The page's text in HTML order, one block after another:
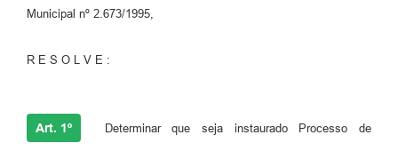
Municipal nº 2.673/1995,
R E S O L V E :
Art. 1º Determinar que seja instaurado Processo de